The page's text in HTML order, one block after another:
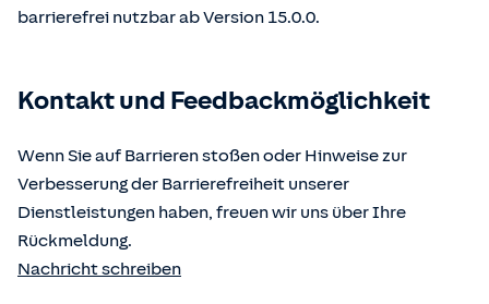
barrierefrei nutzbar ab Version 15.0.0.
Kontakt und Feedbackmöglichkeit
Wenn Sie auf Barrieren stoßen oder Hinweise zur
Verbesserung der Barrierefreiheit unserer
Dienstleistungen haben, freuen wir uns über Ihre
Rückmeldung.
Nachricht schreiben